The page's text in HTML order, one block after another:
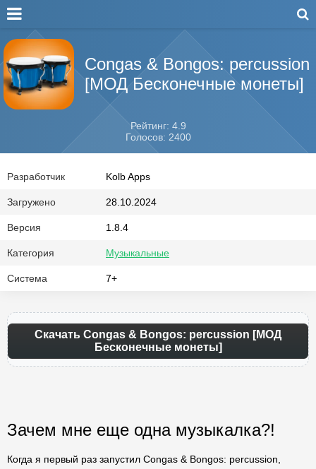
Congas & Bongos: percussion
[МОД Бесконечные монеты]
Рейтинг: 4.9
Голосов: 2400
Разработчик Kolb Apps
Загружено 28.10.2024
Версия 1.8.4
Категория Музыкальные
Система 7+
Скачать Congas & Bongos: percussion [МОД
Бесконечные монеты]
Зачем мне еще одна музыкалка?!
Когда я первый раз запустил Congas & Bongos: percussion,